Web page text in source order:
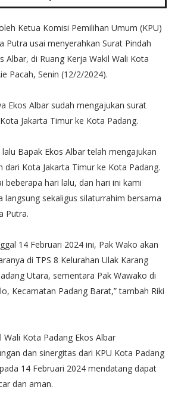
Ketua Komisi Pemilihan Umum (KPU)
Putra usai menyerahkan Surat Pindah
Albar, di Ruang Kerja Wakil Wali Kota
Pacah, Senin (12/2/2024).
Ekos Albar sudah mengajukan surat
Jakarta Timur ke Kota Padang.
lalu Bapak Ekos Albar telah mengajukan
dari Kota Jakarta Timur ke Kota Padang.
beberapa hari lalu, dan hari ini kami
langsung sekaligus silaturrahim bersama
Putra.
14 Februari 2024 ini, Pak Wako akan
di TPS 8 Kelurahan Ulak Karang
Utara, sementara Pak Wawako di
Kecamatan Padang Barat,” tambah Riki
Kota Padang Ekos Albar
dan sinergitas dari KPU Kota Padang
14 Februari 2024 mendatang dapat
dan aman.